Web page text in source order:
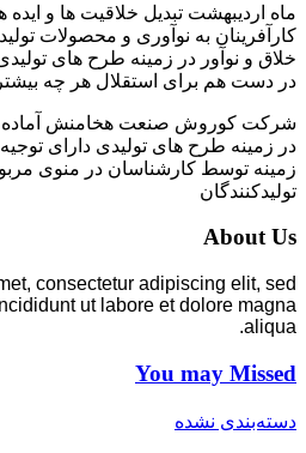
ماه اردیبهشت تبدیل خلاقیت ها و
کارآفرینان به نوآوری و محصولات
خلاق و نوآور در زمینه طرح های
در دست هم برای استقلال هر چه
شرکت کوروش صنعت هخامنش آماده
در زمینه طرح های تولیدی دارای
زمینه توسط کارشناسان در منوی
تولیدکنندگان
About Us
consectetur adipiscing elit, sed
ut labore et dolore magna
aliqua.
You may Missed
دسته‌بندی نشده